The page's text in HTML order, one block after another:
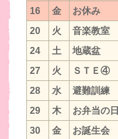
16
金
お休み
20
火
音楽教室
24
土
地蔵盆
27
火
ＳＴＥ④
28
水
避難訓練
29
木
お弁当
30
金 お誕生会